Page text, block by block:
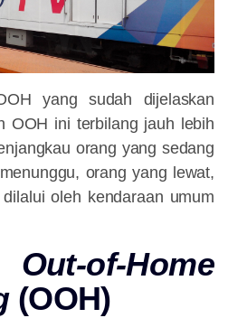
yang sudah dijelaskan
OOH ini terbilang jauh lebih
orang yang sedang
orang yang lewat,
oleh kendaraan umum
Out-of-Home
(OOH)